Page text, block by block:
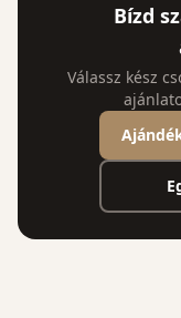
Bízd
Válassz kész